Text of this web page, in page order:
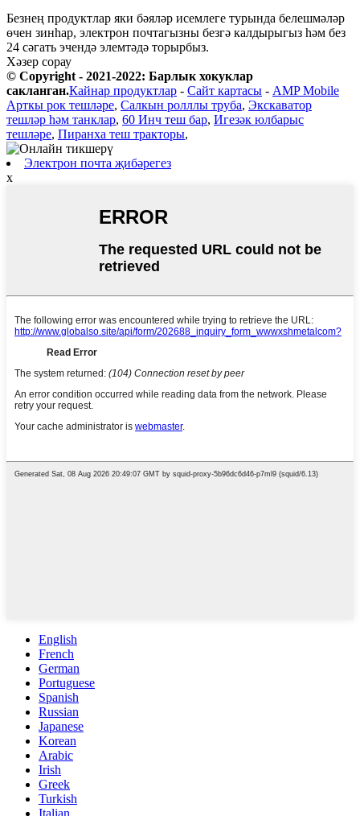
Безнең продуктлар яки бәяләр исемлеге турында белешмәләр
өчен зинһар, электрон почтагызны безгә калдырыгыз һәм без
24 сәгать эчендә элемтәдә торырбыз.
Хәзер сорау
© Copyright - 2021-2022: Барлык хокуклар
сакланган.Кайнар продуктлар - Сайт картасы - AMP Mobile
Арткы рок тешләре, Салкын ролллы труба, Экскаватор
тешләр һәм танклар, 60 Инч теш бар, Игезәк юлбарыс
тешләре, Пиранха теш тракторы,
Электрон почта җибәрегез
x
English
French
German
Portuguese
Spanish
Russian
Japanese
Korean
Arabic
Irish
Greek
Turkish
Italian